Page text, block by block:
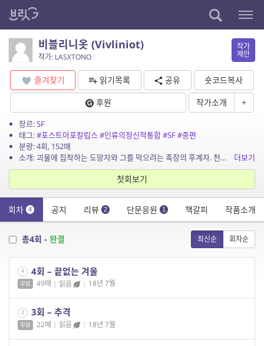
비블리니옷 (Vivliniot)
작가: LASXTONO
작가
제안
즐겨찾기 읽기목록 공유
숏코드복사
후원
작가소개 +
장르:SF
태그:#포스트아포칼립스#인류의정신적통합#SF#중편
분량: 4회, 152매
소개: 괴물에 집착하는 도망자와 그를 막으려는 족장의 후계자. 천재적인 과학자인 남편과 그의 비밀을 고발하려는 아내 두 이야기가 동시에 진행되는 SF중편입니다.
더보기
첫회보기
회차 4 공지 리뷰 2 단문응원 1 책갈피 작품소개
총4회 - 완결 최신순 회차순
4 4회 – 끝없는 겨울
무료 49매 | 읽음 | 18년 7월
3 3회 – 추격
무료 22매 | 읽음 | 18년 7월